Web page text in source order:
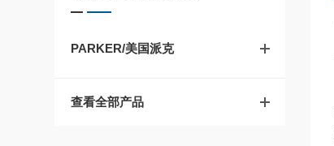
PARKER/美国派克
查看全部产品